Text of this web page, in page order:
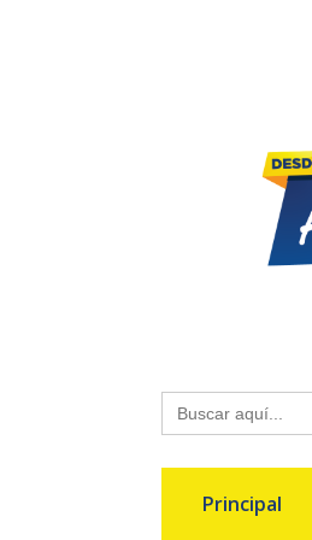
Buscar:
Principal